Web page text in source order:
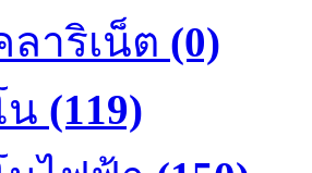
ลาริเน็ต (0)
น (119)